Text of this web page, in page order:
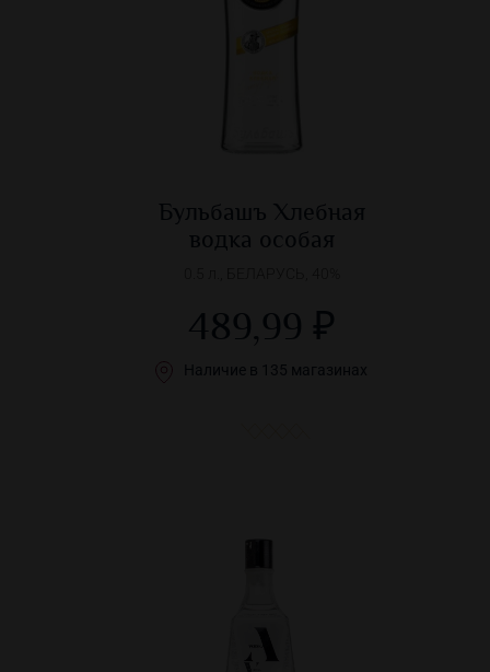
Бульбашъ Хлебная
водка особая
489,99 ₽
Наличие в 135 магазинах